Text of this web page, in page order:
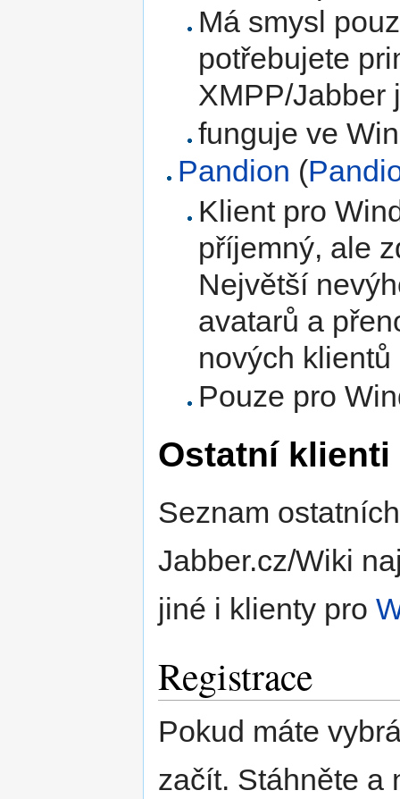
Má smysl
potřebujete
XMPP/Jabber
funguje ve
Pandion (
Klient pro
příjemný, ale
Největší
avatarů a
nových
Pouze pro
Ostatní klienti
Seznam
Jabber.cz/Wiki
jiné i klienty pro
Registrace
Pokud máte
začít. Stáhněte a